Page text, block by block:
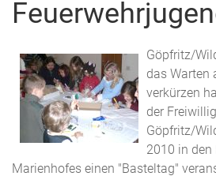
Göpfritz/
das Warten
verkürzen
der
Göpfritz/
2010 in
Marienhofes einen "Basteltag"